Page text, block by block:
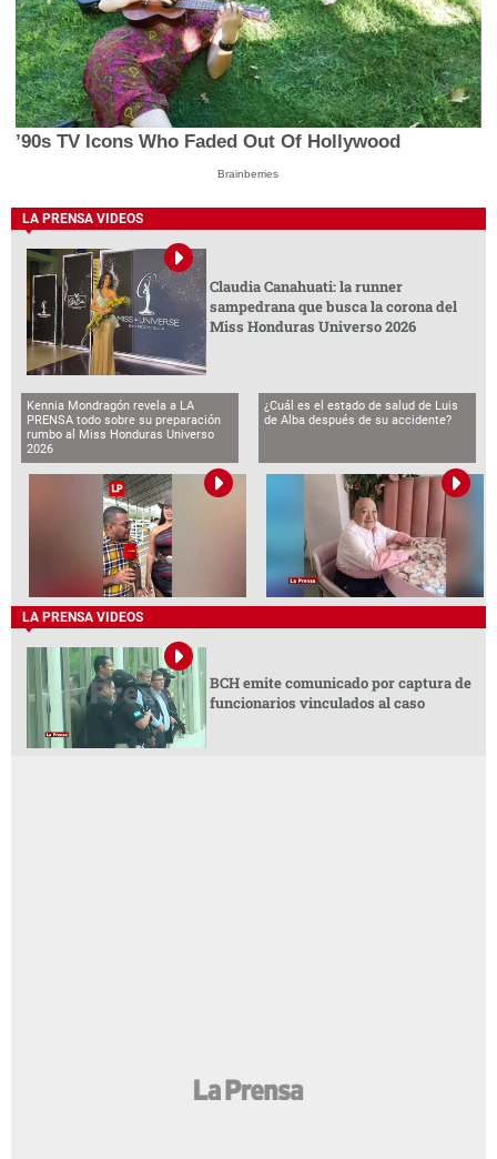
’90s TV Icons Who Faded Out Of Hollywood
Brainberries
LA PRENSA VIDEOS
Claudia Canahuati: la runner
sampedrana que busca la corona del
Miss Honduras Universo 2026
Kennia Mondragón revela a LA
PRENSA todo sobre su preparación
rumbo al Miss Honduras Universo
2026
¿Cuál es el estado de salud de Luis
de Alba después de su accidente?
LA PRENSA VIDEOS
BCH emite comunicado por captura de
funcionarios vinculados al caso